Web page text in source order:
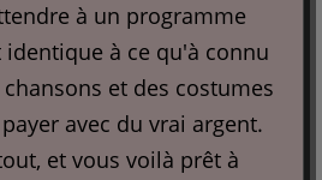
à un programme
identique à ce qu'à connu
et des costumes
avec du vrai argent.
et vous voilà prêt à